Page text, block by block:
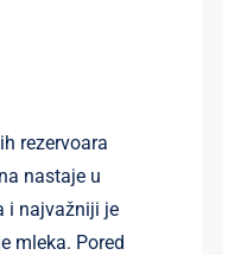
rezervoara
nastaje u
i najvažniji je
mleka. Pored